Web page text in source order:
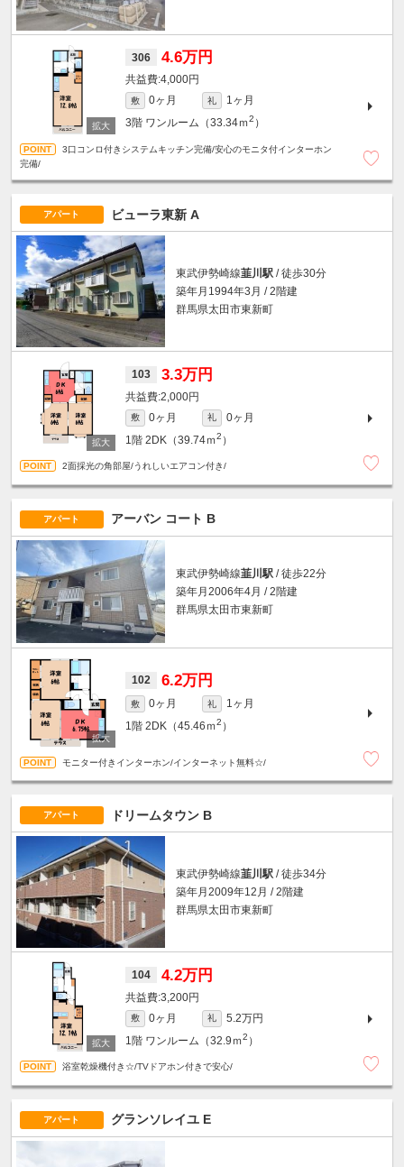
306 4.6万円
4,000円
敷 0ヶ月 礼
1ヶ月
3階 ワンルーム（33.34ｍ2 ）
3口コンロ付きシステムキッチン完備/安心のモニタ付インターホン
完備/
アパート ビューラ東新 A
東武伊勢崎線韮川駅 / 徒歩30分
築年月1994年3月 / 2階建
群馬県太田市東新町
103 3.3万円
2,000円
敷 0ヶ月 礼
0ヶ月
1階 2DK（39.74ｍ2 ）
2面採光の角部屋/うれしいエアコン付き/
アパート アーバン コート B
東武伊勢崎線韮川駅 / 徒歩22分
築年月2006年4月 / 2階建
群馬県太田市東新町
102 6.2万円
敷 0ヶ月 礼
1ヶ月
1階 2DK（45.46ｍ2 ）
モニター付きインターホン/インターネット無料☆/
アパート ドリームタウン B
東武伊勢崎線韮川駅 / 徒歩34分
築年月2009年12月 / 2階建
群馬県太田市東新町
104 4.2万円
3,200円
敷 0ヶ月 礼
5.2万円
1階 ワンルーム（32.9ｍ2 ）
浴室乾燥機付き☆/TVドアホン付きで安心/
アパート グランソレイユ E